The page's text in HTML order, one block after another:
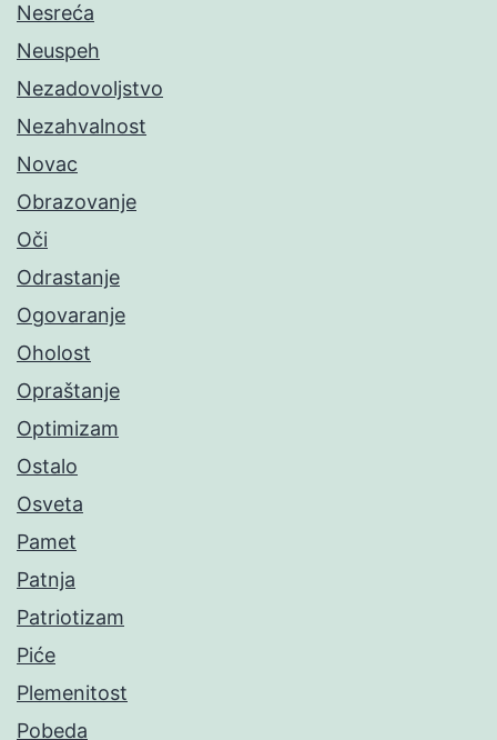
Nesreća
Neuspeh
Nezadovoljstvo
Nezahvalnost
Novac
Obrazovanje
Oči
Odrastanje
Ogovaranje
Oholost
Opraštanje
Optimizam
Ostalo
Osveta
Pamet
Patnja
Patriotizam
Piće
Plemenitost
Pobeda